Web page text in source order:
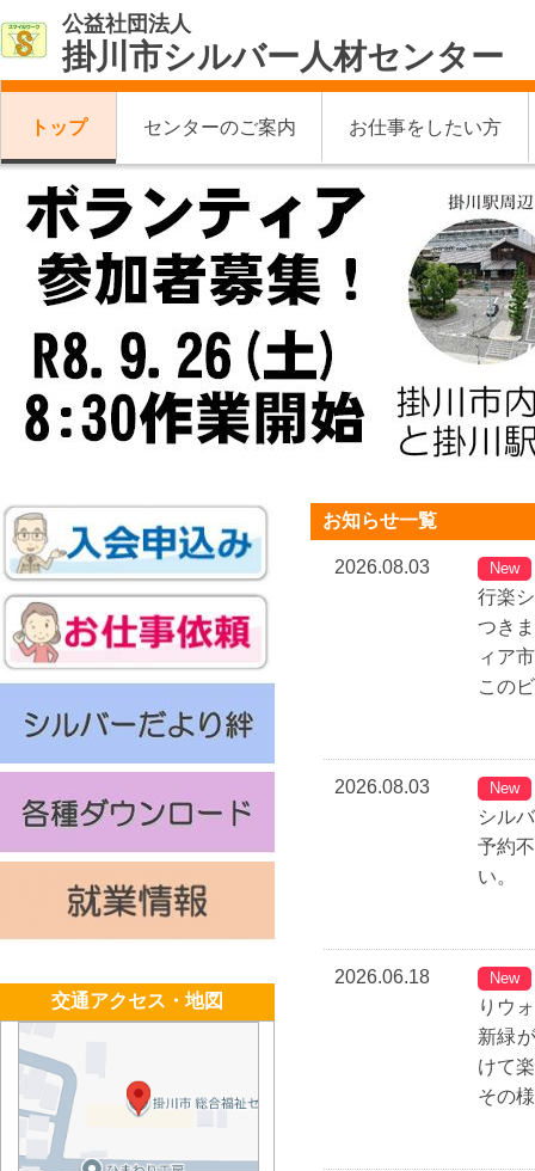
公益社団法人
掛川市シルバー人材センター
トップ センターのご案内 お仕事をしたい方
お知らせ一覧
2026.08.03 New
行楽
つき
ィア
この
2026.08.03 New
シル
予約
い。
2026.06.18 New
りウ
新緑
けて
その
交通アクセス・地図